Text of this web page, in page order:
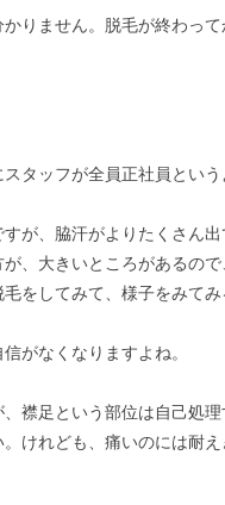
りません。脱毛が終わっ
タッフが全員正社員とい
が、脇汗がよりたくさん
、大きいところがあるの
をしてみて、様子をみてみ
がなくなりますよね。
襟足という部位は自己処
けれども、痛いのには耐